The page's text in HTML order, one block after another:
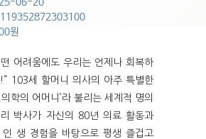
원
어려움에도 우리는 언제나 회복하
103세 할머니 의사의 아주 특별한
학의 어머니’라 불리는 세계적 명의
박사가 자신의 80년 의료 활동과
생 경험을 바탕으로 평생 즐겁고